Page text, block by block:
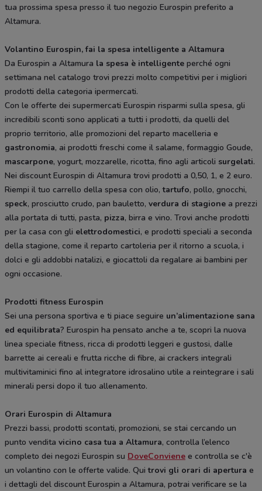
tua prossima spesa presso il tuo negozio Eurospin preferito a
Altamura.
Volantino Eurospin, fai la spesa intelligente a Altamura
Da Eurospin a Altamura la spesa è intelligente perché ogni
settimana nel catalogo trovi prezzi molto competitivi per i migliori
prodotti della categoria ipermercati.
Con le offerte dei supermercati Eurospin risparmi sulla spesa, gli
incredibili sconti sono applicati a tutti i prodotti, da quelli del
proprio territorio, alle promozioni del reparto macelleria e
gastronomia, ai prodotti freschi come il salame, formaggio Goude,
mascarpone, yogurt, mozzarelle, ricotta, fino agli articoli surgelati.
Nei discount Eurospin di Altamura trovi prodotti a 0,50, 1, e 2 euro.
Riempi il tuo carrello della spesa con olio,tartufo, pollo, gnocchi,
speck, prosciutto crudo, pan bauletto, verdura di stagione a prezzi
alla portata di tutti, pasta, pizza, birra e vino. Trovi anche prodotti
per la casa con gli elettrodomestici, e prodotti speciali a seconda
della stagione, come il reparto cartoleria per il ritorno a scuola, i
dolci e gli addobbi natalizi, e giocattoli da regalare ai bambini per
ogni occasione.
Prodotti fitness Eurospin
Sei una persona sportiva e ti piace seguire un’alimentazione sana
ed equilibrata? Eurospin ha pensato anche a te, scopri la nuova
linea speciale fitness, ricca di prodotti leggeri e gustosi, dalle
barrette ai cereali e frutta ricche di fibre, ai crackers integrali
multivitaminici fino al integratore idrosalino utile a reintegrare i sali
minerali persi dopo il tuo allenamento.
Orari Eurospin di Altamura
Prezzi bassi, prodotti scontati, promozioni, se stai cercando un
punto vendita vicino casa tua a Altamura, controlla l’elenco
completo dei negozi Eurospin su DoveConviene e controlla se c'è
un volantino con le offerte valide. Quitrovi gli orari di apertura e
i dettagli del discount Eurospin a Altamura, potrai verificare se la